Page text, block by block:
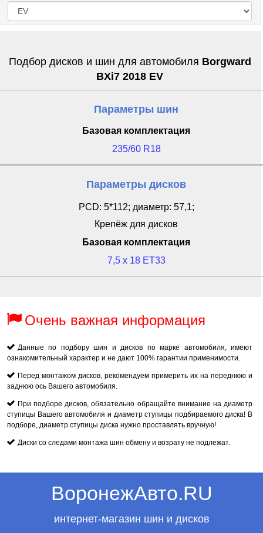
Подбор дисков и шин для автомобиля Borgward
BXi7 2018 EV
Параметры шин
Базовая комплектация
235/60 R18
Параметры дисков
PCD: 5*112; диаметр: 57,1;
Крепёж для дисков
Базовая комплектация
7,5 x 18 ET33
Очень важная информация
Данные по подбору шин и дисков по марке автомобиля, имеют
ознакомительный характер и не дают 100% гарантии применимости.
Перед монтажом дисков, рекомендуем примерить их на переднюю и
заднюю ось Вашего автомобиля.
При подборе дисков, обязательно обращайте внимание на диаметр
ступицы Вашего автомобиля и диаметр ступицы подбираемого диска! В
подборе, диаметр ступицы диска нужно проставлять вручную!
Диски со следами монтажа шин обмену и возрату не подлежат.
ВоронежАвто.RU
интернет-магазин шин и дисков